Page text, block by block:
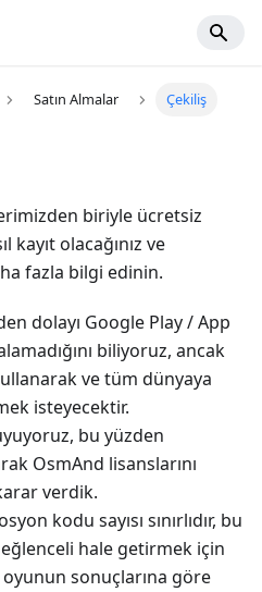
Satın Almalar Çekiliş
biriyle ücretsiz
olacağınız ve
fazla bilgi edinin.
dolayı Google Play / App
biliyoruz, ancak
ve tüm dünyaya
isteyecektir.
bu yüzden
OsmAnd lisanslarını
verdik.
kodu sayısı sınırlıdır, bu
hale getirmek için
sonuçlarına göre